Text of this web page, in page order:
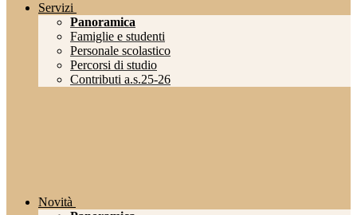
Servizi
Panoramica
Famiglie e studenti
Personale scolastico
Percorsi di studio
Contributi a.s.25-26
Novità